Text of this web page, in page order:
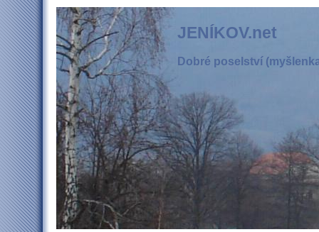
JENÍKOV.net
Dobré poselství